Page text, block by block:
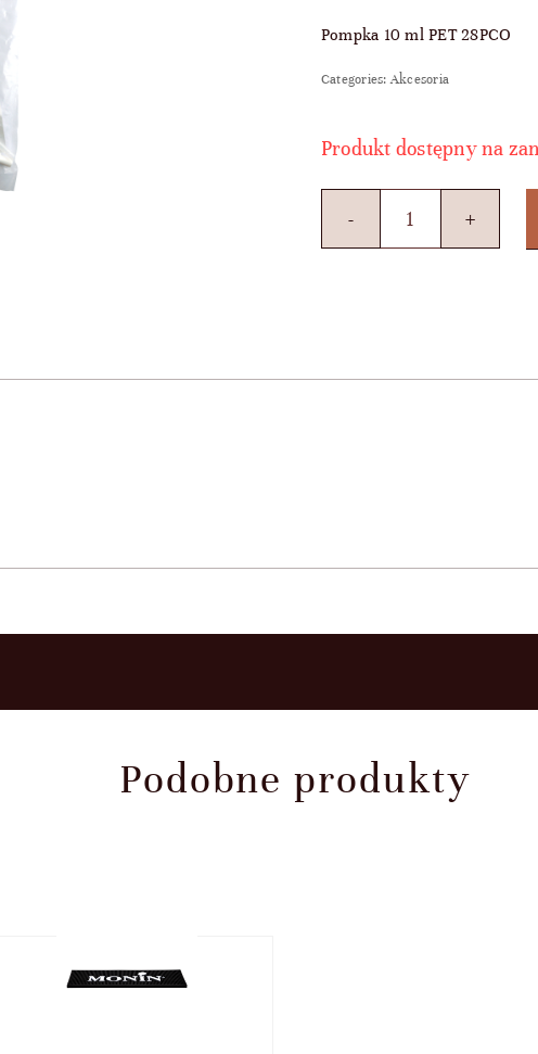
Pompka 10 ml PET 28PCO
Categories:Akcesoria
Produkt dostępny na
PET
Podobne produkty